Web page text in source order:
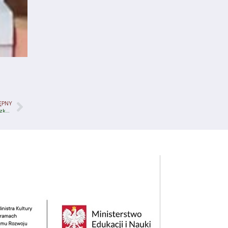
Godzina dostępności w PCWE/Poradni Psychologiczno-Pedagogicznej w Olecku- rok szkolny 2022/2023